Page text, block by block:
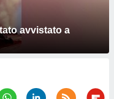
avvistato a